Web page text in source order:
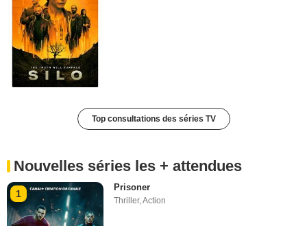
Top consultations des séries TV
Nouvelles séries les + attendues
1
Prisoner
Thriller,Action